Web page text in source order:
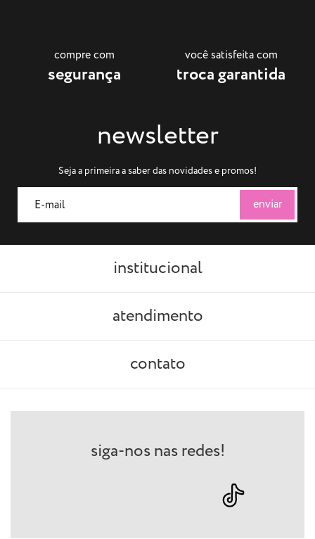
compre com
segurança
você satisfeita com
troca garantida
newsletter
Seja a primeira a saber das novidades e promos!
institucional
atendimento
contato
siga-nos nas redes!